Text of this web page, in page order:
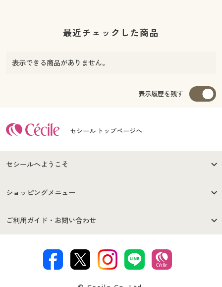
カラー・サイズを選択しカートに入れる
最近チェックした商品
表示できる商品がありません。
表示履歴を残す
セシール トップページへ
セシールへようこそ
はじめての方へ
セシールご利用規約
著作権・商標について 会社案内
ショッピングメニュー
商品カテゴリ
ご利用ガイド・お問い合わせ
交換・返品は
お支払は